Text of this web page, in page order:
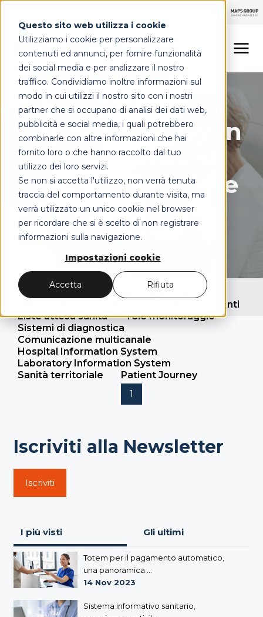
Questo sito web utilizza i cookie
Utilizziamo i cookie per personalizzare
contenuti ed annunci, per fornire funzionalità
dei social media e per analizzare il nostro
traffico. Condividiamo inoltre informazioni sul
modo in cui utilizzi il nostro sito con i nostri
partner che si occupano di analisi dei dati web,
pubblicità e social media, i quali potrebbero
combinarle con altre informazioni che hai
fornito loro o che hanno raccolto dal tuo
utilizzo dei loro servizi.
Se non si accetta l'utilizzo, non verrà tenuta
traccia del comportamento durante visita, ma
verrà utilizzato un unico cookie nel browser
per ricordare che si è scelto di non registrare
informazioni sulla navigazione.
Impostazioni cookie
Accetta Rifiuta
LINEE DI OFFERTA
MAPS HEALTHCARE
FOCUS
CONTATTI
Patient Journey
Patient journey in
sanità: dove si
crea/perde valore
per il paziente
Sanità digitale
Patient Experience
Gestione pazienti
Liste attesa sanità
Tele monitoraggio
Sistemi di diagnostica
Comunicazione multicanale
Hospital Information System
Laboratory Information System
Sanità territoriale
Patient Journey
1
Iscriviti alla Newsletter
Iscriviti
I più visti Gli ultimi
Totem per il pagamento automatico,
una panoramica ...
14 Nov 2023
Sistema informativo sanitario,